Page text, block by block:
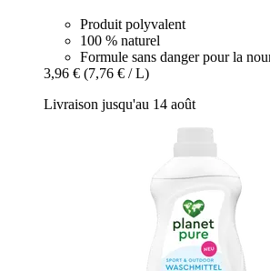
Produit polyvalent
100 % naturel
Formule sans danger pour la
3,96 € (7,76 € / L)
Livraison jusqu'au 14 août